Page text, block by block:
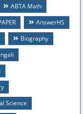
ABTA Math
AnswerHS
Biography
Science